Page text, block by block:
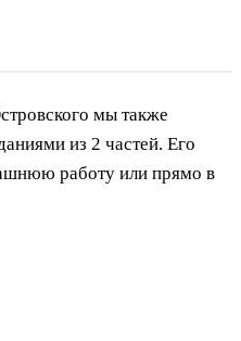
мы также
из 2 частей. Его
работу или прямо в